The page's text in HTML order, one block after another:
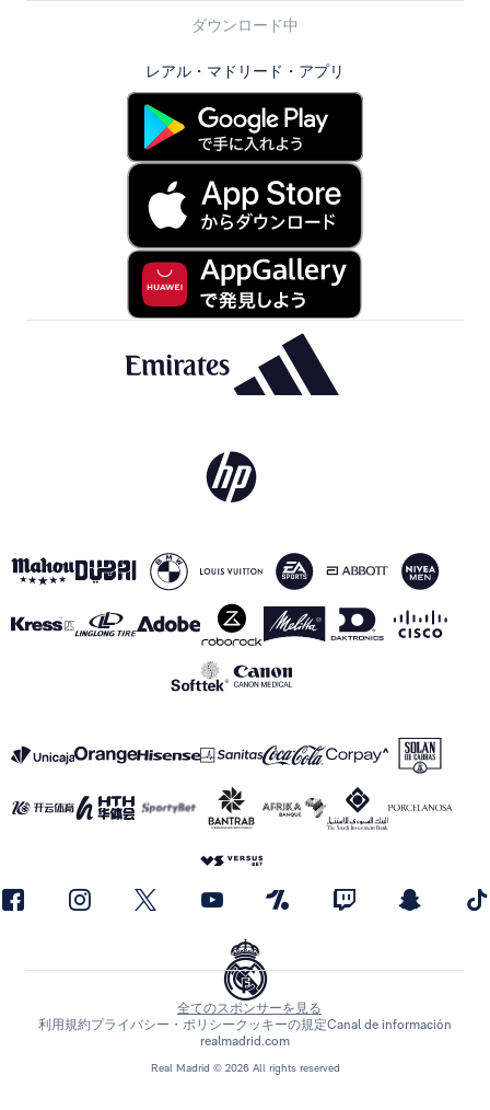
ダウンロード中
レアル・マドリード・アプリ
Real Madrid © 2026 All rights reserved
全てのスポンサーを見る
利用規約プライバシー・ポリシークッキーの規定Canal de información
realmadrid.com